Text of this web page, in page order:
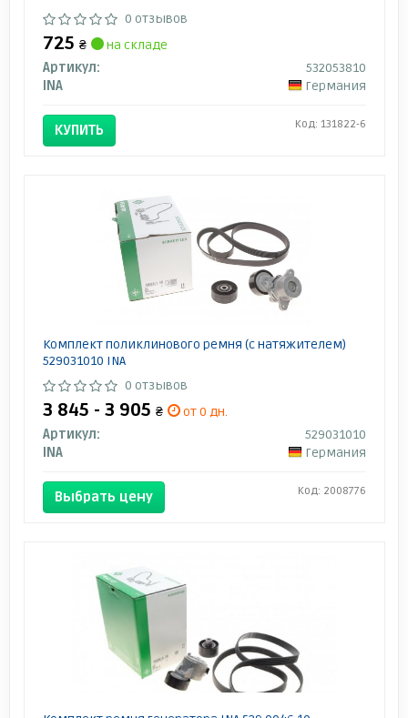
0 отзывов
725 ₴
на складе
Артикул:
532053810
INA
Германия
КУПИТЬ Код: 131822-6
Комплект поликлинового ремня (с натяжителем)
529031010 INA
0 отзывов
3 845 - 3 905 ₴
от 0 дн.
Артикул:
529031010
INA
Германия
Выбрать цену Код: 2008776